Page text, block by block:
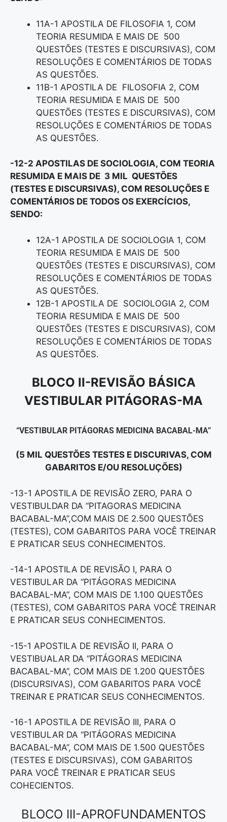
11A-1 APOSTILA DE FILOSOFIA 1, COM
TEORIA RESUMIDA E MAIS DE 500
QUESTÕES (TESTES E DISCURSIVAS), COM
RESOLUÇÕES E COMENTÁRIOS DE TODAS
AS QUESTÕES.
11B-1 APOSTILA DE FILOSOFIA 2, COM
TEORIA RESUMIDA E MAIS DE 500
QUESTÕES (TESTES E DISCURSIVAS), COM
RESOLUÇÕES E COMENTÁRIOS DE TODAS
AS QUESTÕES.
-12-2 APOSTILAS DE SOCIOLOGIA, COM TEORIA
RESUMIDA E MAIS DE 3 MIL QUESTÕES
(TESTES E DISCURSIVAS), COM RESOLUÇÕES E
COMENTÁRIOS DE TODOS OS EXERCÍCIOS,
SENDO:
12A-1 APOSTILA DE SOCIOLOGIA 1, COM
TEORIA RESUMIDA E MAIS DE 500
QUESTÕES (TESTES E DISCURSIVAS), COM
RESOLUÇÕES E COMENTÁRIOS DE TODAS
AS QUESTÕES.
12B-1 APOSTILA DE SOCIOLOGIA 2, COM
TEORIA RESUMIDA E MAIS DE 500
QUESTÕES (TESTES E DISCURSIVAS), COM
RESOLUÇÕES E COMENTÁRIOS DE TODAS
AS QUESTÕES.
BLOCO II-REVISÃO BÁSICA
VESTIBULAR PITÁGORAS-MA
“VESTIBULAR PITÁGORAS MEDICINA BACABAL-MA”
(5 MIL QUESTÕES TESTES E DISCURIVAS, COM
GABARITOS E/OU RESOLUÇÕES)
-13-1 APOSTILA DE REVISÃO ZERO, PARA O
VESTIBULDAR DA “PITAGORAS MEDICINA
BACABAL-MA”,COM MAIS DE 2.500 QUESTÕES
(TESTES), COM GABARITOS PARA VOCÊ TREINAR
E PRATICAR SEUS CONHECIMENTOS.
-14-1 APOSTILA DE REVISÃO I, PARA O
VESTIBULAR DA “PITÁGORAS MEDICINA
BACABAL-MA”, COM MAIS DE 1.100 QUESTÕES
(TESTES), COM GABARITOS PARA VOCÊ TREINAR
E PRATICAR SEUS CONHECIMENTOS.
-15-1 APOSTILA DE REVISÃO II, PARA O
VESTIBUALAR DA “PITÁGORAS MEDICINA
BACABAL-MA”, COM MAIS DE 1.200 QUESTÕES
(DISCURSIVAS), COM GABARITOS PARA VOCÊ
TREINAR E PRATICAR SEUS CONHECIMENTOS.
-16-1 APOSTILA DE REVISÃO III, PARA O
VESTIBULAR DA “PITÁGORAS MEDICINA
BACABAL-MA”, COM MAIS DE 1.500 QUESTÕES
(TESTES E DISCURSIVAS), COM GABARITOS
PARA VOCÊ TREINAR E PRATICAR SEUS
COHECIENTOS.
BLOCO III-APROFUNDAMENTOS